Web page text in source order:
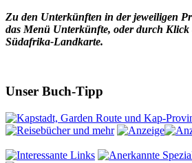
Zu den Unterkünften in der jeweiligen
das Menü Unterkünfte, oder durch Klick
Südafrika-Landkarte.
Unser Buch-Tipp